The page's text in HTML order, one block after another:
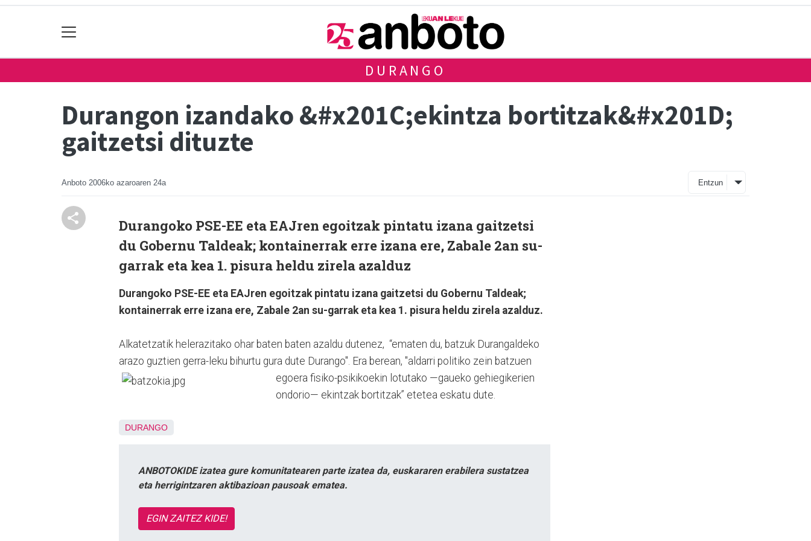
DURANGO
Durangon izandako &#x201C;ekintza bortitzak&#x201D;
gaitzetsi dituzte
Anboto 2006ko azaroaren 24a Entzun
Durangoko PSE-EE eta EAJren egoitzak pintatu izana gaitzetsi
du Gobernu Taldeak; kontainerrak erre izana ere, Zabale 2an su-
garrak eta kea 1. pisura heldu zirela azalduz
Durangoko PSE-EE eta EAJren egoitzak pintatu izana gaitzetsi du Gobernu Taldeak;
kontainerrak erre izana ere, Zabale 2an su-garrak eta kea 1. pisura heldu zirela azalduz.
Alkatetzatik helerazitako ohar baten baten azaldu dutenez, “ematen du, batzuk Durangaldeko
arazo guztien gerra-leku bihurtu gura dute Durango". Era berean, "aldarri politiko zein batzuen
egoera fisiko-psikikoekin lotutako —gaueko gehiegikerien
ondorio— ekintzak bortitzak” etetea eskatu dute.
DURANGO
ANBOTOKIDE izatea gure komunitatearen parte izatea da, euskararen erabilera sustatzea
eta herrigintzaren aktibazioan pausoak ematea.
EGIN ZAITEZ KIDE!